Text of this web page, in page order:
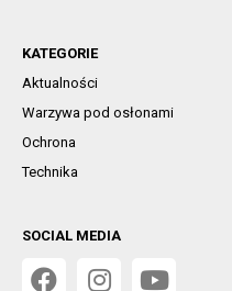
KATEGORIE
Aktualności
Warzywa pod osłonami
Ochrona
Technika
SOCIAL MEDIA